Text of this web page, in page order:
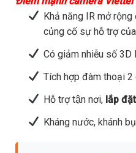
Khả năng IR mở
củng cố sự hỗ trợ
Có giảm nhiễu số
Tích hợp đàm thoại 2
Hỗ trợ tận nơi,lắp
Kháng nước, khánh